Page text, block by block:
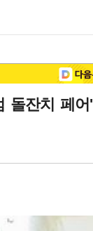
돌잔치 페어'